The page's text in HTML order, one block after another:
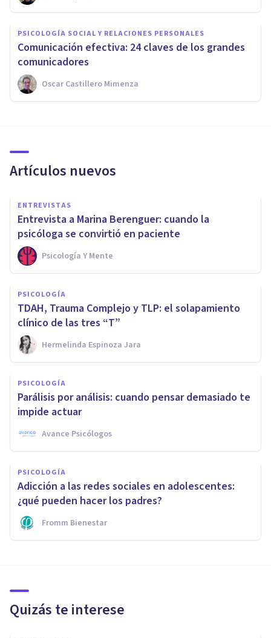
PSICOLOGÍA SOCIAL Y RELACIONES PERSONALES
Comunicación efectiva: 24 claves de los grandes
comunicadores
Oscar Castillero Mimenza
Artículos nuevos
ENTREVISTAS
Entrevista a Marina Berenguer: cuando la
psicóloga se convirtió en paciente
Psicología Y Mente
PSICOLOGÍA
TDAH, Trauma Complejo y TLP: el solapamiento
clínico de las tres “T”
Hermelinda Espinoza Jara
PSICOLOGÍA
Parálisis por análisis: cuando pensar demasiado te
impide actuar
Avance Psicólogos
PSICOLOGÍA
Adicción a las redes sociales en adolescentes:
¿qué pueden hacer los padres?
Fromm Bienestar
Quizás te interese